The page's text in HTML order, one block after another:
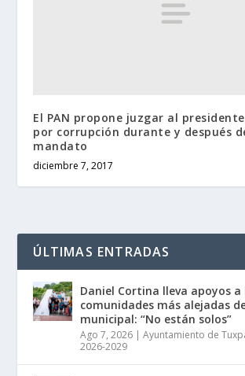
El PAN propone juzgar al
por corrupción durante y después
mandato
diciembre 7, 2017
ÚLTIMAS ENTRADAS
Daniel Cortina lleva apoyos a
comunidades más alejadas
municipal: “No están solos”
Ago 7, 2026 |Ayuntamiento de
2026-2029